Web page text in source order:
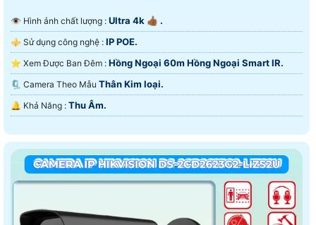
👁 Hình ảnh chất lượng : Ultra 4k 👍🏾 .
⚜️ Sử dụng công nghệ : IP POE.
⭐ Xem Được Ban Đêm : Hồng Ngoại 60m Hồng Ngoại Smart IR.
🗜️ Camera Theo Mẫu Thân Kim loại.
️🔔 Khả Năng : Thu Âm.